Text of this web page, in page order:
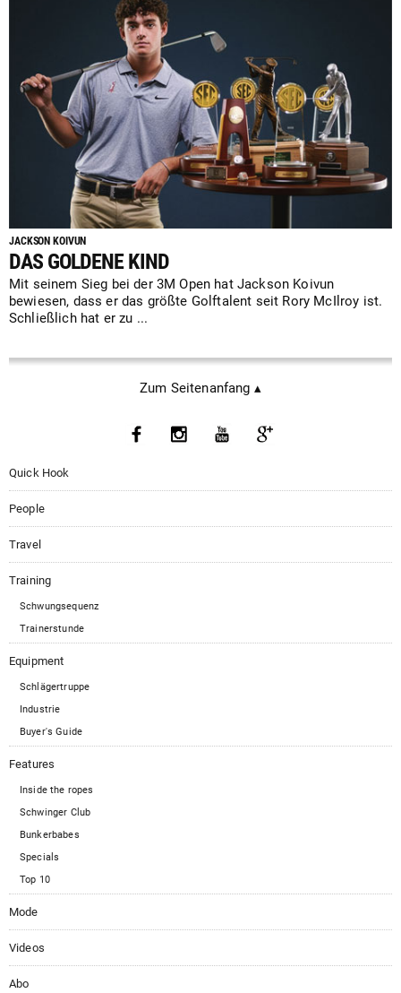
JACKSON KOIVUN
DAS GOLDENE KIND
Mit seinem Sieg bei der 3M Open hat Jackson Koivun
bewiesen, dass er das größte Golftalent seit Rory McIlroy ist.
Schließlich hat er zu ...
Zum Seitenanfang ▴
Quick Hook
People
Travel
Training
Schwungsequenz
Trainerstunde
Equipment
Schlägertruppe
Industrie
Buyer's Guide
Features
Inside the ropes
Schwinger Club
Bunkerbabes
Specials
Top 10
Mode
Videos
Abo